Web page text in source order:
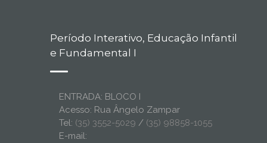
Período Interativo, Educação Infantil
e Fundamental I
ENTRADA: BLOCO I
Acesso: Rua Ângelo Zampar
Tel: (35) 3552-5029 / (35) 98858-1055
E-mail: